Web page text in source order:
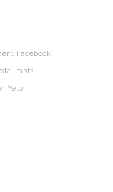
Facebook
Yelp